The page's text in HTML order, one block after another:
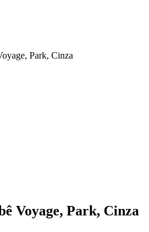
Park, Cinza
Voyage, Park, Cinza